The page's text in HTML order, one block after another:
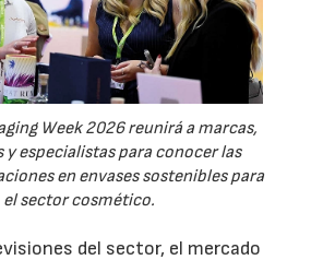
Week 2026 reunirá a marcas,
especialistas para conocer las
en envases sostenibles para
el sector cosmético.
del sector, el mercado